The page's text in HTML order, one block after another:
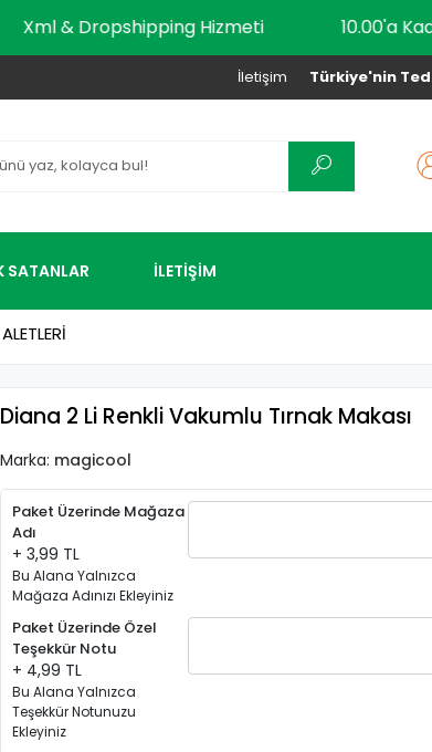
Xml & Dropshipping Hizmeti
Türkiye'nin
İletişim
SATANLAR İLETİŞİM
Diana 2 Li Renkli Vakumlu Tırnak Makası
Marka: magicool
Paket Üzerinde Mağaza
Adı
+ 3,99 TL
Bu Alana Yalnızca
Mağaza Adınızı Ekleyiniz
Paket Üzerinde Özel
Teşekkür Notu
+ 4,99 TL
Bu Alana Yalnızca
Teşekkür Notunuzu
Ekleyiniz